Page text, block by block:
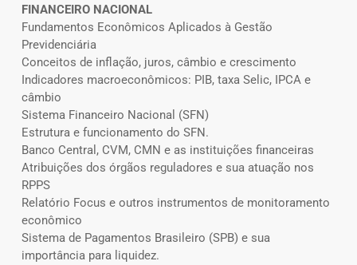
FINANCEIRO NACIONAL
Fundamentos Econômicos Aplicados à Gestão
Previdenciária
Conceitos de inflação, juros, câmbio e crescimento
Indicadores macroeconômicos: PIB, taxa Selic, IPCA e
câmbio
Sistema Financeiro Nacional (SFN)
Estrutura e funcionamento do SFN.
Banco Central, CVM, CMN e as instituições financeiras
Atribuições dos órgãos reguladores e sua atuação nos
RPPS
Relatório Focus e outros instrumentos de monitoramento
econômico
Sistema de Pagamentos Brasileiro (SPB) e sua
importância para liquidez.